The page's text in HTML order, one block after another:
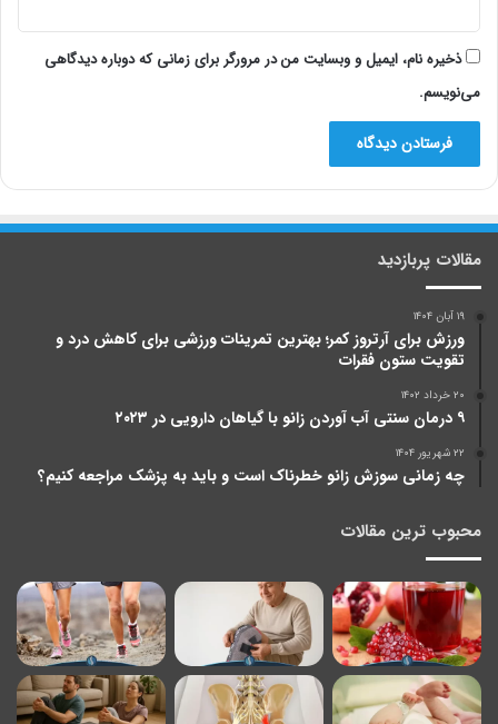
ذخیره نام، ایمیل و وبسایت من در مرورگر برای زمانی که دوباره دیدگاهی
می‌نویسم.
مقالات پربازدید
۱۹ آبان ۱۴۰۴
ورزش برای آرتروز کمر؛ بهترین تمرینات ورزشی برای کاهش درد و
تقویت ستون فقرات
۲۰ خرداد ۱۴۰۲
۹ درمان سنتی آب آوردن زانو با گیاهان دارویی در ۲۰۲۳
۲۲ شهریور ۱۴۰۴
چه زمانی سوزش زانو خطرناک است و باید به پزشک مراجعه کنیم؟
محبوب ترین مقالات